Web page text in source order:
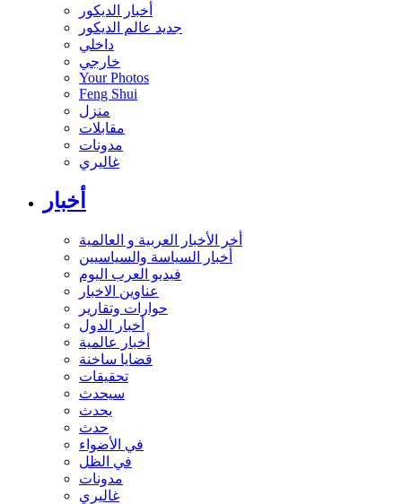
أخبار الديكور
جديد عالم الديكور
داخلي
خارجي
Your Photos
Feng Shui
منزل
مقابلات
مدونات
غاليري
أخبار
أخر الأخبار العربية و العالمية
أخبار السياسة والسياسيين
فيديو العرب اليوم
عناوين الاخبار
حوارات وتقارير
أخبار الدول
أخبار عالمية
قضايا ساخنة
تحقيقات
سيحدث
يحدث
حدث
في الأضواء
في الظل
مدونات
غاليري